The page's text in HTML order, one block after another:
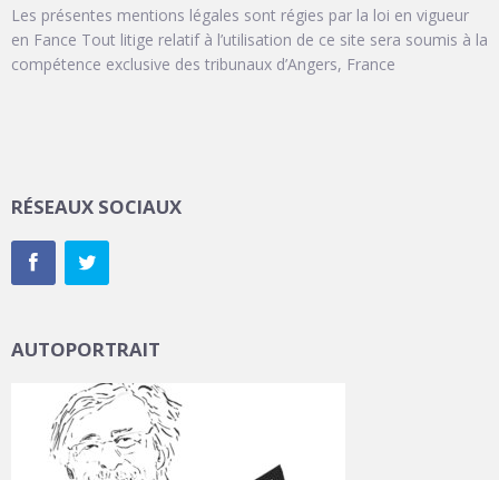
Les présentes mentions légales sont régies par la loi en vigueur
en Fance Tout litige relatif à l’utilisation de ce site sera soumis à la
compétence exclusive des tribunaux d’Angers, France
RÉSEAUX SOCIAUX
AUTOPORTRAIT